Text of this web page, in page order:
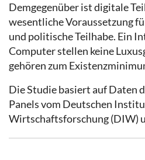
Demgegenüber ist digitale
wesentliche Voraussetzung
und politische Teilhabe. Ein
Computer stellen keine
gehören zum
Die Studie basiert auf Daten
Panels vom Deutschen
Wirtschaftsforschung (DIW)